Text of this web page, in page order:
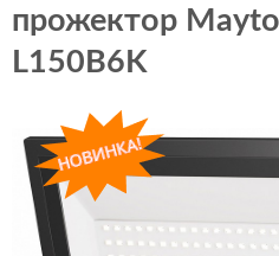
прожектор
L150B6K